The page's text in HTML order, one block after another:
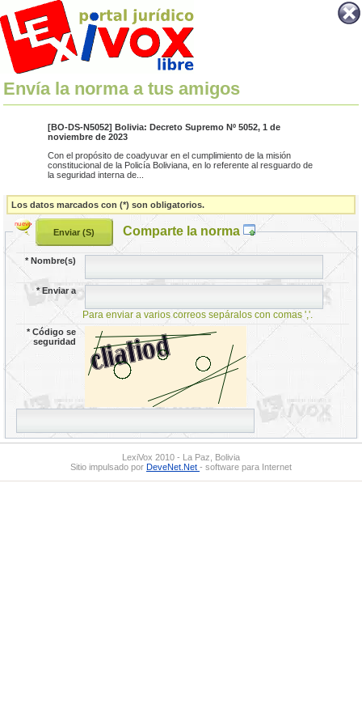
Envía la norma a tus amigos
[BO-DS-N5052] Bolivia: Decreto Supremo Nº 5052, 1 de
noviembre de 2023
Con el propósito de coadyuvar en el cumplimiento de la misión
constitucional de la Policía Boliviana, en lo referente al resguardo de
la seguridad interna de...
Los datos marcados con (*) son obligatorios.
Comparte la norma
*Nombre(s)
*Enviar a
Para enviar a varios correos sepáralos con comas ','.
*Código se
seguridad
LexiVox 2010 - La Paz, Bolivia
Sitio impulsado por DeveNet.Net - software para Internet